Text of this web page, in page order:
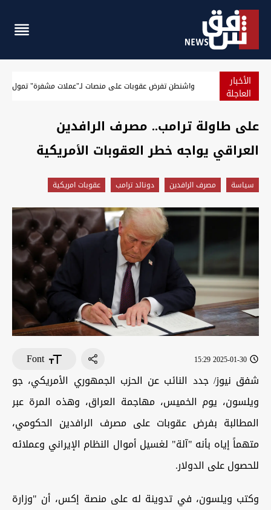
الأخبار
العاجلة الجيش الأميركي يعلن حصيلة جديدة لنتائج حصار إيران
على طاولة ترامب.. مصرف الرافدين
العراقي يواجه خطر العقوبات الأمريكية
سیاسة مصرف الرافدين دونالد ترامب عقوبات امريكية
2025-01-30 15:29
Font
شفق نيوز/ جدد النائب عن الحزب الجمهوري الأمريكي، جو
ويلسون، يوم الخميس، مهاجمة العراق، وهذه المرة عبر
المطالبة بفرض عقوبات على مصرف الرافدين الحكومي،
متهماً إياه بأنه "آلة" لغسيل أموال النظام الإيراني وعملائه
للحصول على الدولار.
وكتب ويلسون، في تدوينة له على منصة إكس، أن "وزارة